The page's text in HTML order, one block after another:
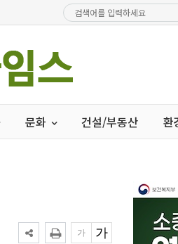
문화 건설/부동산 환